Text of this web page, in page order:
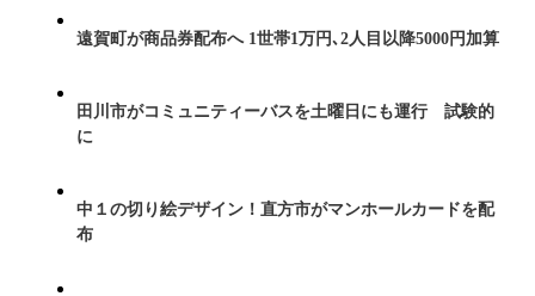
遠賀町が商品券配布へ 1世帯1万円､2人目以降5000円加算
田川市がコミュニティーバスを土曜日にも運行 試験的
に
中１の切り絵デザイン！直方市がマンホールカードを配
布